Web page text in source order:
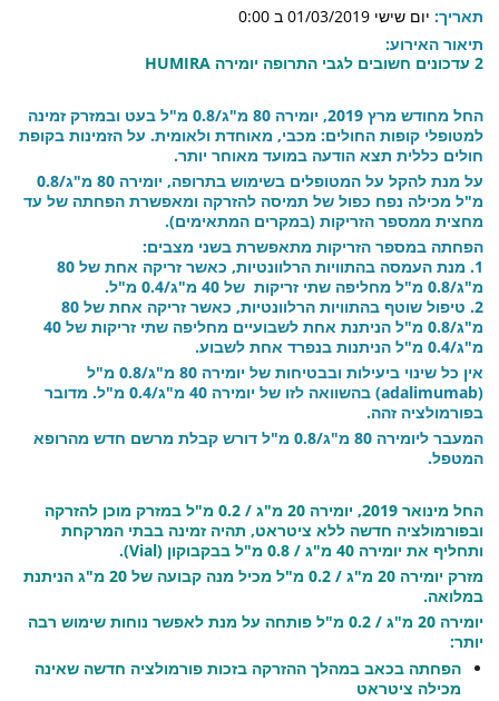
תאריך: יום שישי 01/03/2019 ב 0:00
תיאור האירוע:
2 עדכונים חשובים לגבי התרופה יומירה HUMIRA
החל מחודש מרץ 2019, יומירה 80 מ"ג/0.8 מ"ל בעט ובמזרק זמינה
למטופלי קופות החולים: מכבי, מאוחדת ולאומית. על הזמינות בקופת
חולים כללית תצא הודעה במועד מאוחר יותר.
על מנת להקל על המטופלים בשימוש בתרופה, יומירה 80 מ"ג/0.8
מ"ל מכילה נפח כפול של תמיסה להזרקה ומאפשרת הפחתה של עד
מחצית ממספר הזריקות (במקרים המתאימים).
הפחתה במספר הזריקות מתאפשרת בשני מצבים:
1. מנת העמסה בהתוויות הרלוונטיות, כאשר זריקה אחת של 80
מ"ג/0.8 מ"ל מחליפה שתי זריקות של 40 מ"ג/0.4 מ"ל.
2. טיפול שוטף בהתוויות הרלוונטיות, כאשר זריקה אחת של 80
מ"ג/0.8 מ"ל הניתנת אחת לשבועיים מחליפה שתי זריקות של 40
מ"ג/0.4 מ"ל הניתנות בנפרד אחת לשבוע.
אין כל שינוי ביעילות ובבטיחות של יומירה 80 מ"ג/0.8 מ"ל
(adalimumab) בהשוואה לזו של יומירה 40 מ"ג/0.4 מ"ל. מדובר
בפורמולציה זהה.
המעבר ליומירה 80 מ"ג/0.8 מ"ל דורש קבלת מרשם חדש מהרופא
המטפל.
החל מינואר 2019, יומירה 20 מ"ג / 0.2 מ"ל במזרק מוכן להזרקה
ובפורמולציה חדשה ללא ציטראט, תהיה זמינה בבתי המרקחת
ותחליף את יומירה 40 מ"ג / 0.8 מ"ל בבקבוקון (Vial).
מזרק יומירה 20 מ"ג / 0.2 מ"ל מכיל מנה קבועה של 20 מ"ג הניתנת
במלואה.
יומירה 20 מ"ג / 0.2 מ"ל פותחה על מנת לאפשר נוחות שימוש רבה
יותר:
הפחתה בכאב במהלך ההזרקה בזכות פורמולציה חדשה שאינה
מכילה ציטראט